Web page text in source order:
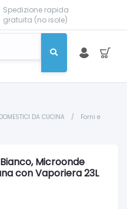
Spedizione rapida
gratuita (no isole)
DA CUCINA /
Forni e
Microonde
con Vaporiera 23L